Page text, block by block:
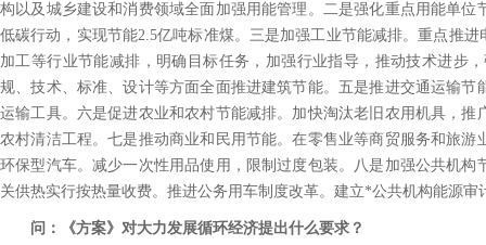
构以及城乡建设和消费领域全面加强用能管理。二是强化重点用能单
低碳行动，实现节能2.5亿吨标准煤。三是加强工业节能减排。重点推
加工等行业节能减排，明确目标任务，加强行业指导，推动技术进步
规、技术、标准、设计等方面全面推进建筑节能。五是推进交通运输
运输工具。六是促进农业和农村节能减排。加快淘汰老旧农用机具，
农村清洁工程。七是推动商业和民用节能。在零售业等商贸服务和旅
环保型汽车。减少一次性用品使用，限制过度包装。八是加强公共机
关供热实行按热量收费。推进公务用车制度改革。建立*公共机构能源
问：《方案》对大力发展循环经济提出什么要求？